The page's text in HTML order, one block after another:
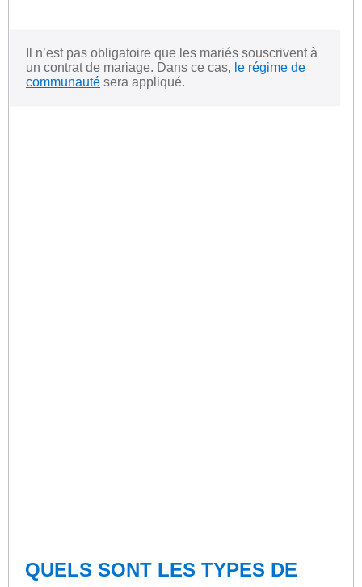
Il n’est pas obligatoire que les mariés souscrivent à
un contrat de mariage. Dans ce cas, le régime de
communauté sera appliqué.
QUELS SONT LES TYPES DE